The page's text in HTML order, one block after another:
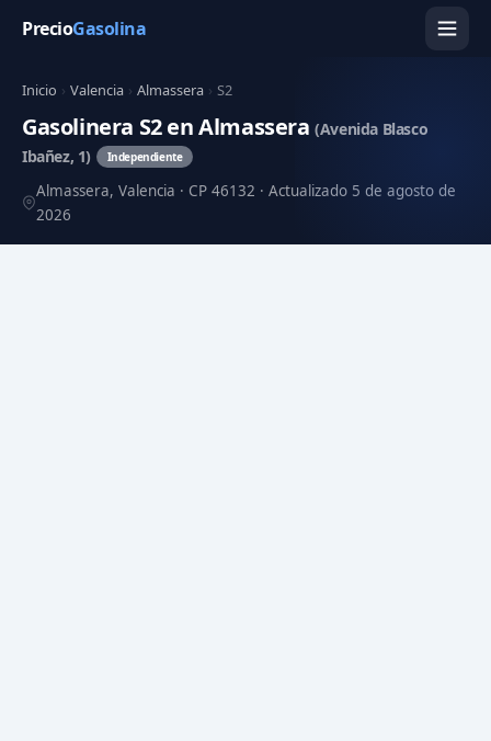
PrecioGasolina
Inicio › Valencia › Almassera › S2
Gasolinera S2 en Almassera(Avenida Blasco
Ibañez, 1)
Independiente
Almassera, Valencia · CP 46132 · Actualizado 5 de agosto de
2026